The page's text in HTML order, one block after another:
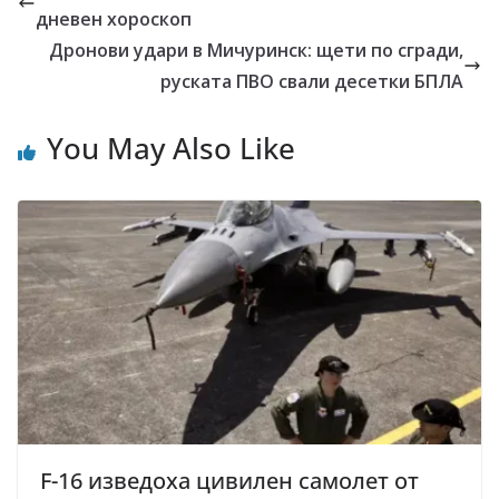
дневен хороскоп
Дронови удари в Мичуринск: щети по сгради,
руската ПВО свали десетки БПЛА
You May Also Like
F-16 изведоха цивилен самолет от